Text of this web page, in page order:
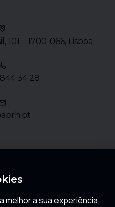
101 – 1700-066, Lisboa
844 34 28
melhor a sua experiência